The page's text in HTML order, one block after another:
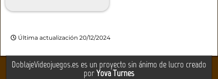
Última actualización 20/12/2024
DoblajeVideojuegos.es es un proyecto sin ánimo de lucro creado
porYova Turnes